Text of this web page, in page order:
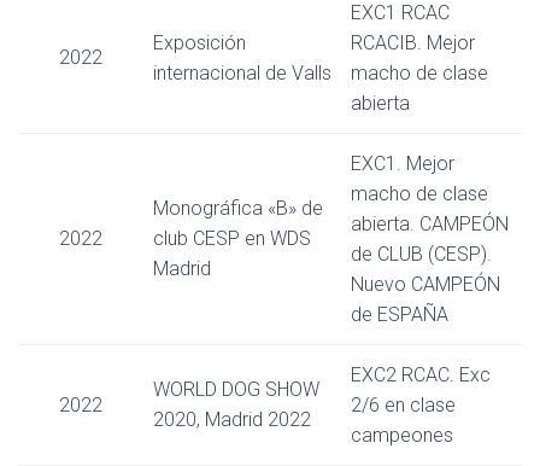
2022
Exposición
internacional de Valls
EXC1 RCAC
RCACIB. Mejor
macho de clase
abierta
2022
Monográfica «B» de
club CESP en WDS
Madrid
EXC1. Mejor
macho de clase
abierta. CAMPEÓN
de CLUB (CESP).
Nuevo CAMPEÓN
de ESPAÑA
2022
WORLD DOG SHOW
2020, Madrid 2022
EXC2 RCAC. Exc
2/6 en clase
campeones